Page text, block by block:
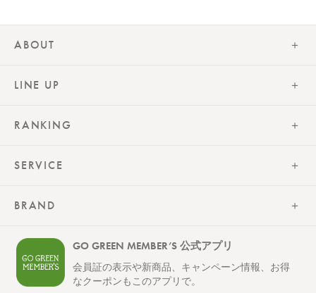
ABOUT
LINE UP
RANKING
SERVICE
BRAND
GO GREEN MEMBER’S 公式アプリ
会員証の表示や新商品、キャンペーン情報、お得
なクーポンもこのアプリで。